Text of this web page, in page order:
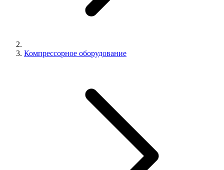
Компрессорное оборудование